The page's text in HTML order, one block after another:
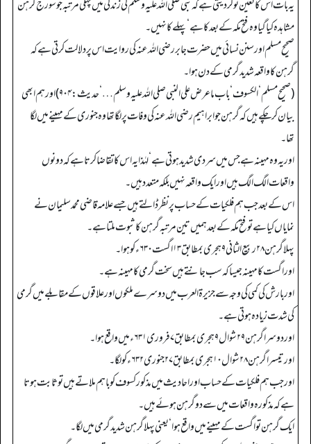
یہ بات اس کا تعین تو کر دیتی ہے کہ نبی صلی اللہ علیہ وسلم کی زندگی میں پہلی مرتبہ جو سورج گرہن
مشاہدہ کیا گیا وہ فتح مکہ کے بعد کا ہے‘ پہلے کا نہیں۔
صحیح مسلم اور سنن نسائی میں حضرت جابر رضی اللہ عنہ کی روایت اس پر دلالت کرتی ہے کہ
گرہن کا واقعہ شدید گرمی کے دن ہوا۔
(صحیح مسلم‘ الکسوف‘ باب ماعرض علی النبي صلی اللہ علیہ وسلم …‘ حدیث: ۹۰۴) اور ہم ابھی
بیان کر چکے ہیں کہ گرہن جو ابراہیم رضی اللہ عنہ کی وفات پر لگا تھا وہ جنوری کے مہینے میں لگا
تھا۔
اور یہ وہ مہینہ ہے جس میں سردی شدید ہوتی ہے‘ لہٰذا یہ اس کا تقاضا کرتا ہے کہ دونوں
واقعات الگ الگ ہیں اور ایک واقعہ نہیں بلکہ متعدد ہیں۔
اس کے بعد جب ہم فلکیات کے حساب پر نظر ڈالتے ہیں جسے علامہ قاضی محمد سلیمان نے
نمایاں کیا ہے تو فتح مکہ کے بعد ہمیں تین مرتبہ گرہن کا ثبوت ملتا ہے۔
پہلا گرہن ۲۸ ربیع الثانی ۹ ہجری بمطابق ۱۳ اگست ۶۳۰ء کو ہوا۔
اور اگست کا مہینہ جیسا کہ سب جانتے ہیں سخت گرمی کا مہینہ ہے۔
اور بارش کی کمی کی وجہ سے جزیرۃ العرب میں دوسرے ملکوں اور علاقوں کے مقابلے میں گرمی
کی شدت زیادہ ہوتی ہے۔
اور دوسرا گرہن ۲۹ شوال ۹ ہجری بمطابق ۷ فروری ۶۳۱ء میں واقع ہوا۔
اور تیسرا گرہن ۲۸ شوال ۱۰ ہجری بمطابق ۲۷ جنوری ۶۳۲ء کو لگا۔
اور جب ہم فلکیات کے حساب اور احادیث میں مذکور کسوف کو باہم ملاتے ہیں تو ثابت ہوتا
ہے کہ مذکورہ واقعات میں سے دو گرہن ہوئے ہیں۔
ایک گرہن تو اگست کے مہینے میں واقع ہوا‘ یعنی پہلا گرہن شدید گرمی میں لگا۔